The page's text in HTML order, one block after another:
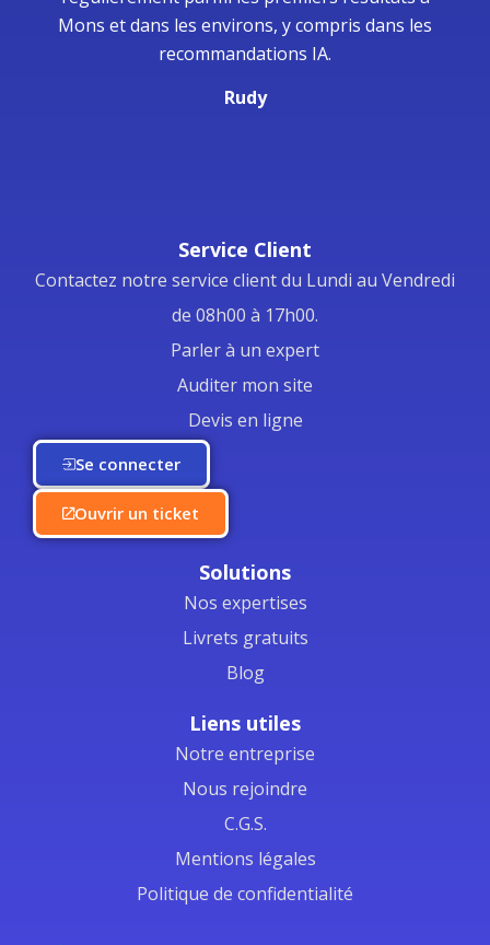
Mons et dans les environs, y compris dans les
recommandations IA.
Rudy
Service Client
Contactez notre service client du Lundi au Vendredi
de 08h00 à 17h00.
Parler à un expert
Auditer mon site
Devis en ligne
Se connecter
Ouvrir un ticket
Solutions
Nos expertises
Livrets gratuits
Blog
Liens utiles
Notre entreprise
Nous rejoindre
C.G.S.
Mentions légales
Politique de confidentialité